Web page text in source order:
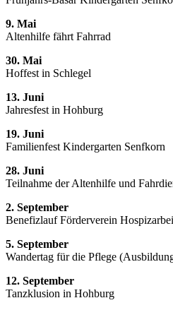
9. Mai
Altenhilfe fährt Fahrrad
30. Mai
Hoffest in Schlegel
13. Juni
Jahresfest in Hohburg
19. Juni
Familienfest Kindergarten Senfkorn
28. Juni
Teilnahme der Altenhilfe und
2. September
Benefizlauf Förderverein
5. September
Wandertag für die Pflege
12. September
Tanzklusion in Hohburg